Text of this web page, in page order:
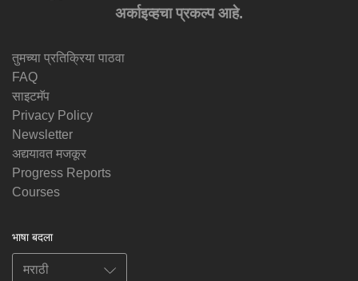
अर्काइव्हचा प्रकल्प आहे.
तुमच्या प्रतिक्रिया पाठवा
FAQ
साइटमॅप
Privacy Policy
Newsletter
अद्ययावत मजकूर
Progress Reports
Courses
भाषा बदला